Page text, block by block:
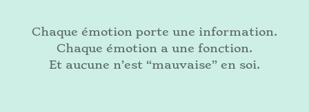
Chaque émotion porte une information.
Chaque émotion a une fonction.
Et aucune n’est “mauvaise” en soi.